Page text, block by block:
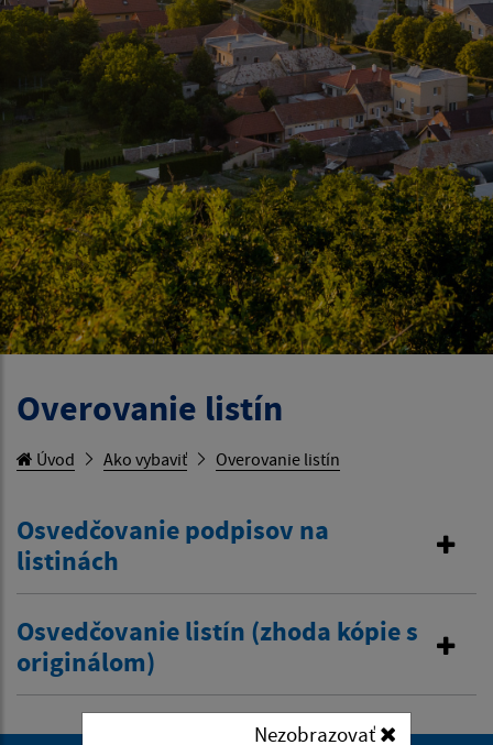
Nezobrazovať
Overovanie listín
Úvod Ako vybaviť Overovanie listín
Osvedčovanie podpisov na
listinách
Osvedčovanie listín (zhoda kópie s
originálom)